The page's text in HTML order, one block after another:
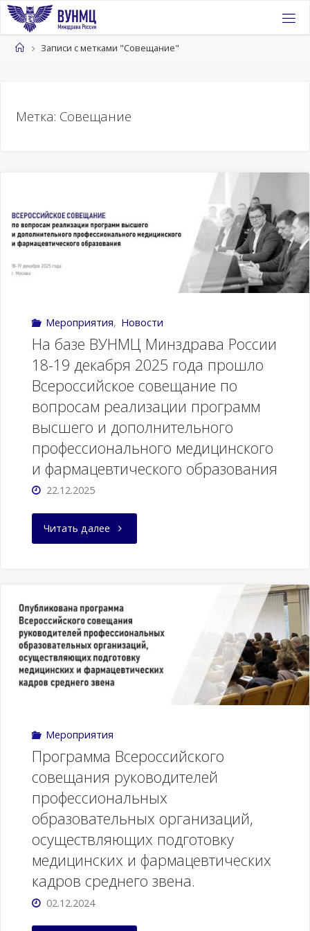
Перейти
содержимому
ГлавнаяЗаписи с метками "Совещание"
Метка: Совещание
Мероприятия, Новости
На базе ВУНМЦ Минздрава России
18-19 декабря 2025 года прошло
Всероссийское совещание по
вопросам реализации программ
высшего и дополнительного
профессионального медицинского
и фармацевтического образования
22.12.2025
Читать далее"На
Минздрава
России
18-
декабря
2025
года
прошло
Всероссийское
совещание
Мероприятия
Программа Всероссийского
совещания руководителей
профессиональных
образовательных организаций,
осуществляющих подготовку
медицинских и фармацевтических
кадров среднего звена.
02.12.2024